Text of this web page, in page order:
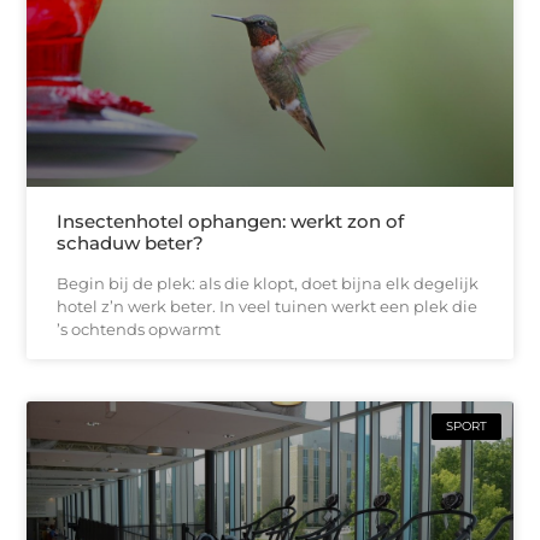
Insectenhotel ophangen: werkt zon of
schaduw beter?
Begin bij de plek: als die klopt, doet bijna elk degelijk
hotel z’n werk beter. In veel tuinen werkt een plek die
’s ochtends opwarmt
SPORT